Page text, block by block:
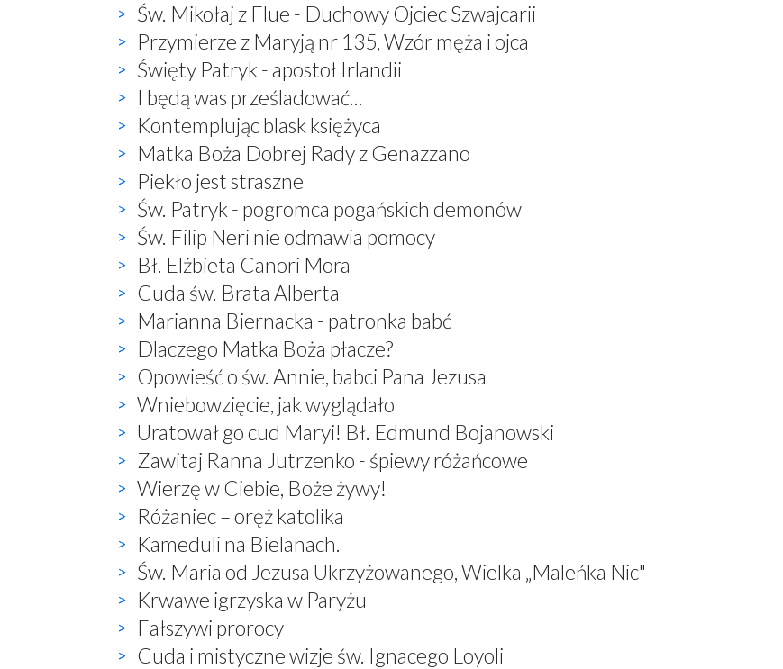
Św. Mikołaj z Flue - Duchowy Ojciec Szwajcarii
Przymierze z Maryją nr 135, Wzór męża i ojca
Święty Patryk - apostoł Irlandii
I będą was prześladować...
Kontemplując blask księżyca
Matka Boża Dobrej Rady z Genazzano
Piekło jest straszne
Św. Patryk - pogromca pogańskich demonów
Św. Filip Neri nie odmawia pomocy
Bł. Elżbieta Canori Mora
Cuda św. Brata Alberta
Marianna Biernacka - patronka babć
Dlaczego Matka Boża płacze?
Opowieść o św. Annie, babci Pana Jezusa
Wniebowzięcie, jak wyglądało
Uratował go cud Maryi! Bł. Edmund Bojanowski
Zawitaj Ranna Jutrzenko - śpiewy różańcowe
Wierzę w Ciebie, Boże żywy!
Różaniec – oręż katolika
Kameduli na Bielanach.
Św. Maria od Jezusa Ukrzyżowanego, Wielka „Maleńka Nic"
Krwawe igrzyska w Paryżu
Fałszywi prorocy
Cuda i mistyczne wizje św. Ignacego Loyoli